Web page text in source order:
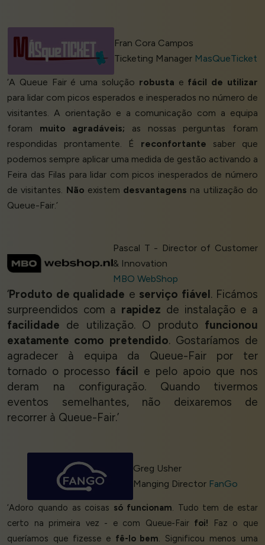
Fran Cora Campos
Ticketing Manager MasQueTicket
‘A Queue Fair é uma solução robusta e fácil de utilizar
para lidar com picos esperados e inesperados no número de
visitantes. A orientação e a comunicação com a equipa
foram muito agradáveis; as nossas perguntas foram
respondidas prontamente. É reconfortante saber que
podemos sempre aplicar uma medida de gestão activando a
Feira das Filas para lidar com picos inesperados de número
de visitantes. Não existem desvantagens na utilização do
Queue-Fair.’
Pascal T - Director of Customer
& Innovation
MBO WebShop
‘Produto de qualidade e serviço fiável. Ficámos
surpreendidos com a rapidez de instalação e a
facilidade de utilização. O produto funcionou
exatamente como pretendido. Gostaríamos de
agradecer à equipa da Queue-Fair por ter
tornado o processo fácil e pelo apoio que nos
deram na configuração. Quando tivermos
eventos semelhantes, não deixaremos de
recorrer à Queue-Fair.’
Greg Usher
Manging Director FanGo
‘Adoro quando as coisas só funcionam. Tudo tem de estar
certo na primeira vez - e com Queue-Fair foi! Faz o que
queríamos que fizesse e fê-lo bem. Significou menos uma